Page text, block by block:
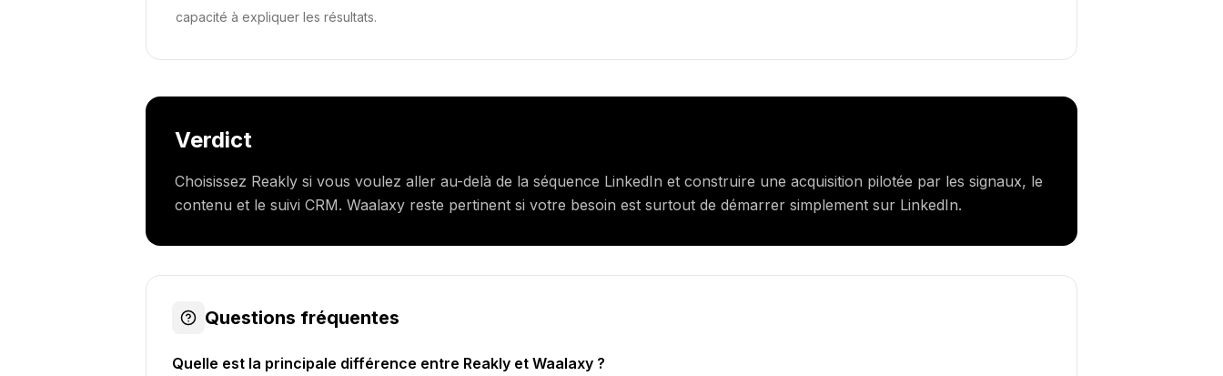
capacité à expliquer les résultats.
Verdict
Choisissez Reakly si vous voulez aller au-delà de la séquence LinkedIn et construire une acquisition pilotée par les signaux, le
contenu et le suivi CRM. Waalaxy reste pertinent si votre besoin est surtout de démarrer simplement sur LinkedIn.
Questions fréquentes
Quelle est la principale différence entre Reakly et Waalaxy ?